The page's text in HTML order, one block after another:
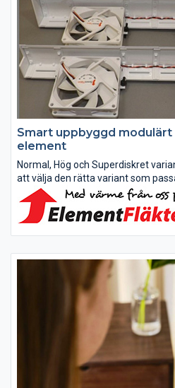
Smart uppbyggd modulärt
element
Normal, Hög och Superdiskret
att välja den rätta variant som